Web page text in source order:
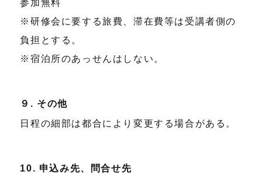
参加無料
※研修会に要する旅費、滞在費等は受講者側の
負担とする。
※宿泊所のあっせんはしない。
９. その他
日程の細部は都合により変更する場合がある。
10. 申込み先、問合せ先